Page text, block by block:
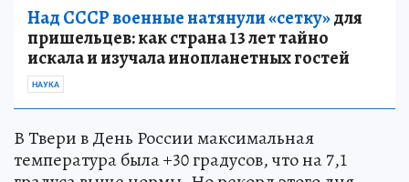
Над СССР военные натянули «сетку»для
пришельцев: как страна 13 лет тайно
искала и изучала инопланетных гостей
НАУКА
В Твери в День России максимальная
температура была +30 градусов, что на 7,1